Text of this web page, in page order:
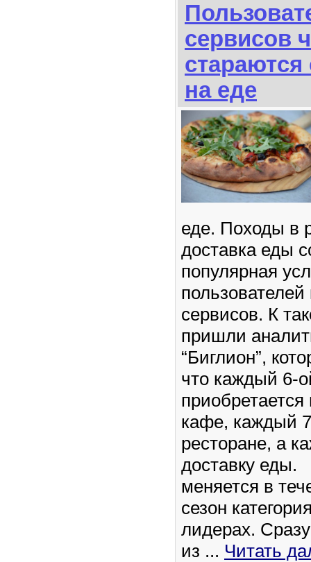
сервисов
на еде
еде. Походы в
доставка еды
популярная
сервисов. К
пришли
“Биглион”,
что каждый 6-
кафе, каждый
ресторане, а
доставку
меняется в
сезон
лидерах.
из ... Читать